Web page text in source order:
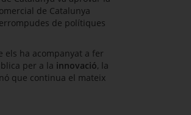
de Catalunya
de polítiques
els ha acompanyat a fer
per a la innovació, la
que continua el mateix